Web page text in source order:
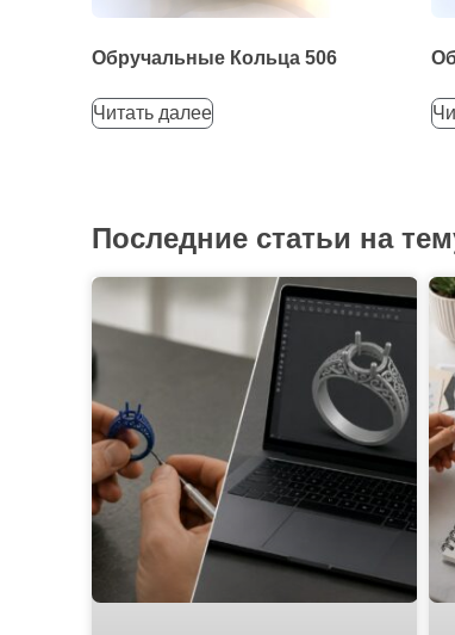
Обручальные Кольца 506
Читать далее
Последние статьи на